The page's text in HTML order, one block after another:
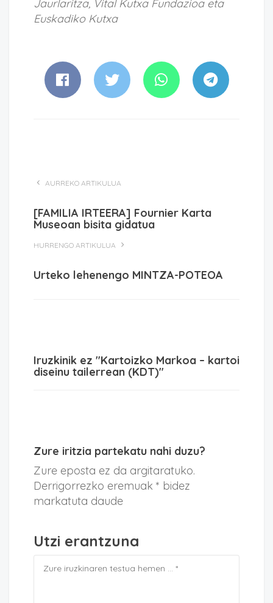
Jaurlaritza, Vital Kutxa Fundazioa eta
Euskadiko Kutxa
AURREKO ARTIKULUA
[FAMILIA IRTEERA] Fournier Karta
Museoan bisita gidatua
HURRENGO ARTIKULUA
Urteko lehenengo MINTZA-POTEOA
Iruzkinik ez "Kartoizko Markoa – kartoi
diseinu tailerrean (KDT)"
Zure iritzia partekatu nahi duzu?
Zure eposta ez da argitaratuko.
Derrigorrezko eremuak * bidez
markatuta daude
Utzi erantzuna